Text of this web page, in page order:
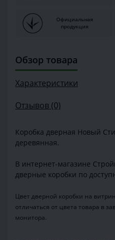
Официальная
продукция
Обзор товара
Характеристики
Отзывов (0)
Коробка дверная Новый
деревянная.
В интернет-магазине
дверные коробки по
Цвет дверной коробки на
отличаться от цвета товара в
монитора.